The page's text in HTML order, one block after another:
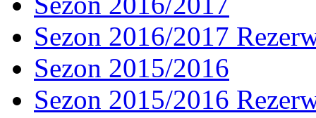
Sezon 2016/2017
Sezon 2015/2016
Sezon 2015/2016